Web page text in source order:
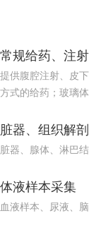
常规给药、注
提供腹腔注射、皮
方式的给药；玻璃
脏器、组织解
脏器、腺体、淋巴
体液样本采集
血液样本、尿液、